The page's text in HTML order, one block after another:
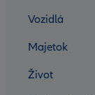
Vozidlá
Majetok
Život